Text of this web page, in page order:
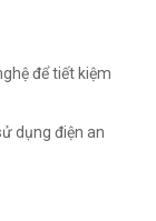
để tiết kiệm
dụng điện an